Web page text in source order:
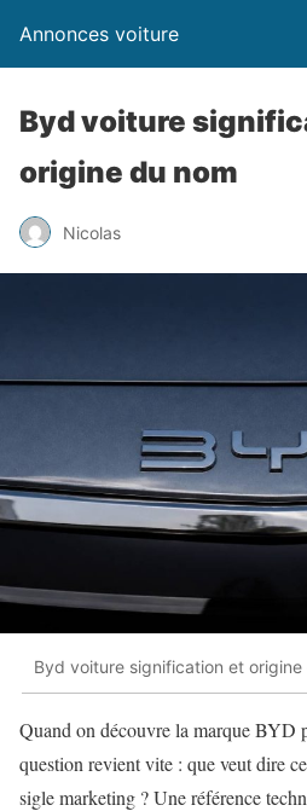
Annonces voiture
Byd voiture
origine du nom
Nicolas
Byd voiture signification et origine
Quand on découvre la marque BYD
question revient vite : que veut dire
sigle marketing ? Une référence